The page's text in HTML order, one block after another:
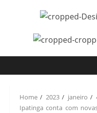
Home 2023 janeiro
Ipatinga conta com